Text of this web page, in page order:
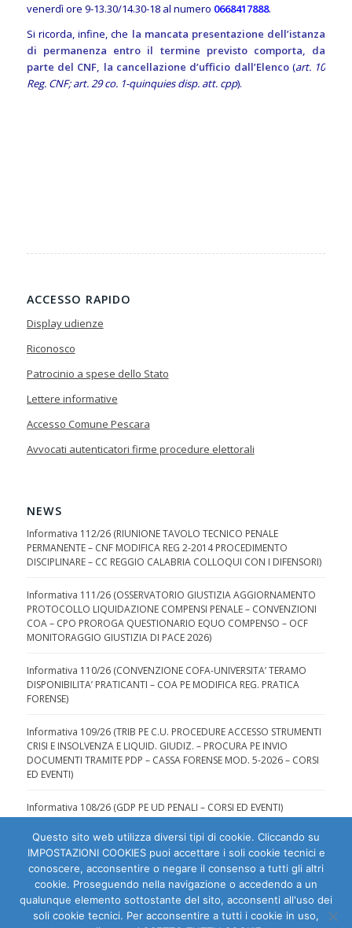
venerdì ore 9-13.30/14.30-18 al numero 0668417888.
Si ricorda, infine, che la mancata presentazione dell’istanza
di permanenza entro il termine previsto comporta, da
parte del CNF, la cancellazione d’ufficio dall’Elenco(art. 10
Reg. CNF; art. 29 co. 1-quinquies disp. att. cpp).
ACCESSO RAPIDO
Display udienze
Riconosco
Patrocinio a spese dello Stato
Lettere informative
Accesso Comune Pescara
Avvocati autenticatori firme procedure elettorali
NEWS
Informativa 112/26 (RIUNIONE TAVOLO TECNICO PENALE
PERMANENTE – CNF MODIFICA REG 2-2014 PROCEDIMENTO
DISCIPLINARE – CC REGGIO CALABRIA COLLOQUI CON I DIFENSORI)
Informativa 111/26 (OSSERVATORIO GIUSTIZIA AGGIORNAMENTO
PROTOCOLLO LIQUIDAZIONE COMPENSI PENALE – CONVENZIONI
COA – CPO PROROGA QUESTIONARIO EQUO COMPENSO – OCF
MONITORAGGIO GIUSTIZIA DI PACE 2026)
Informativa 110/26 (CONVENZIONE COFA-UNIVERSITA’ TERAMO
DISPONIBILITA’ PRATICANTI – COA PE MODIFICA REG. PRATICA
FORENSE)
Informativa 109/26 (TRIB PE C.U. PROCEDURE ACCESSO STRUMENTI
CRISI E INSOLVENZA E LIQUID. GIUDIZ. – PROCURA PE INVIO
DOCUMENTI TRAMITE PDP – CASSA FORENSE MOD. 5-2026 – CORSI
ED EVENTI)
Informativa 108/26 (GDP PE UD PENALI – CORSI ED EVENTI)
Ordine degli Avvocati di Pescara | C.F. 80007810684 |
Questo sito web utilizza diversi tipi di cookie. Cliccando su
IMPOSTAZIONI COOKIES puoi accettare i soli cookie tecnici e
conoscere, acconsentire o negare il consenso a tutti gli altri
cookie. Proseguendo nella navigazione o accedendo a un
qualunque elemento sottostante del sito, acconsenti all'uso dei
soli cookie tecnici. Per acconsentire a tutti i cookie in uso,